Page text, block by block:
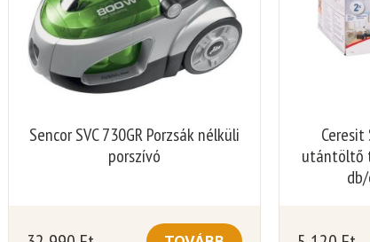
Sencor SVC 730GR Porzsák nélküli
porszívó
utántöltő